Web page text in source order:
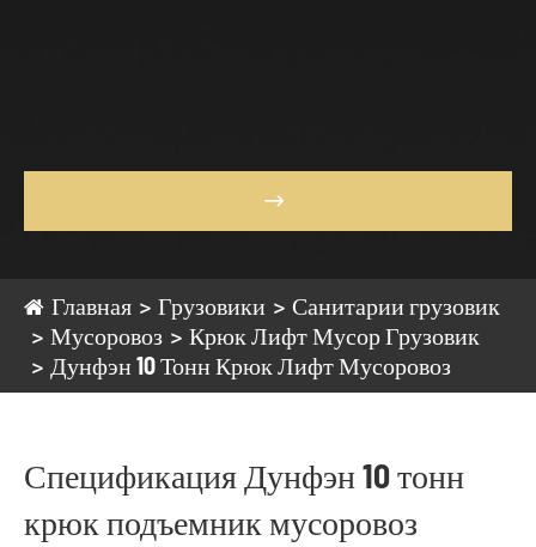

Главная Грузовики
Санитарии грузовик
Мусоровоз
Крюк Лифт Мусор Грузовик
Дунфэн 10 Тонн Крюк Лифт Мусоровоз
Спецификация Дунфэн 10 тонн
крюк подъемник мусоровоз